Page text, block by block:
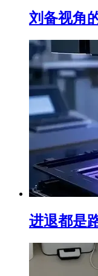
刘备视角
进退都是